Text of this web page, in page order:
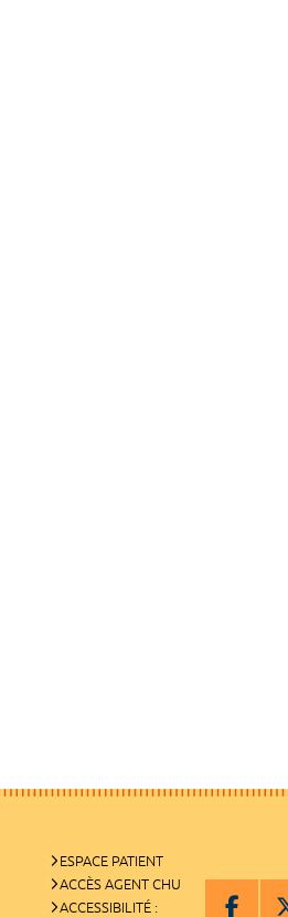
ESPACE PATIENT
ACCÈS AGENT CHU
ACCESSIBILITÉ :